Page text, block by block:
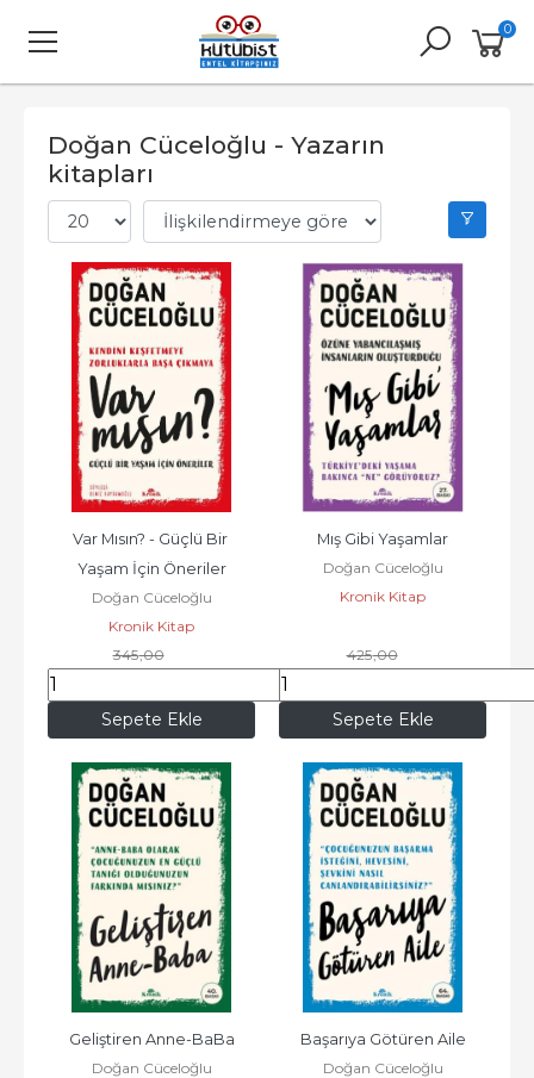
0
Doğan Cüceloğlu - Yazarın
kitapları
Sepete Ekle
Var Mısın? - Güçlü Bir
Yaşam İçin Öneriler
Doğan Cüceloğlu
Kronik Kitap
345,00
258,75
Sepete Ekle
Mış Gibi Yaşamlar
Doğan Cüceloğlu
Kronik Kitap
425,00
318,75
Geliştiren Anne-BaBa
Doğan Cüceloğlu
Başarıya Götüren Aile
Doğan Cüceloğlu